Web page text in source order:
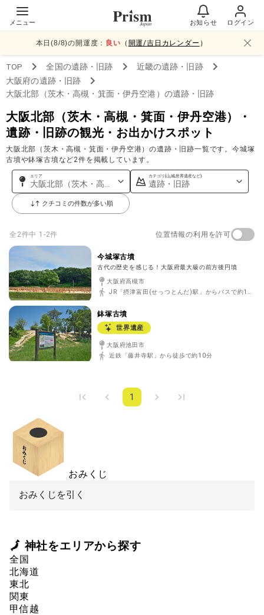
メニュー お知らせ ログイン
本日(8/8)の開運度： 良い （ 開運/吉日カレンダー ）
TOP 全国の遺跡・旧跡 近畿の遺跡・旧跡
大阪府の遺跡・旧跡
大阪北部（茨木・高槻・箕面・伊丹空港） の遺跡・旧跡
大阪北部（茨木・高槻・箕面・伊丹空港）・
遺跡・旧跡の観光・お出かけスポット
大阪北部（茨木・高槻・箕面・伊丹空港）の遺跡・旧跡一覧です。今城塚
古墳や鉢塚古墳など2件を掲載しています。
エリア
大阪北部（茨木・高槻・箕面・伊丹空港）
カテゴリ(山,城,世界遺産など)
遺跡・旧跡
クチコミの件数が多い順
全 2件中 1-2件 位置情報の利用を許可
今城塚古墳
古代の歴史を感じる！大阪府最大級の前方後円墳
大阪府高槻市
鉢塚古墳
世界遺産
大阪府池田市
近鉄「藤井寺駅」から徒歩で約10分
1
おみくじ
おみくじを引く
🗾 神社をエリアから探す
全国
北海道
東北
関東
甲信越